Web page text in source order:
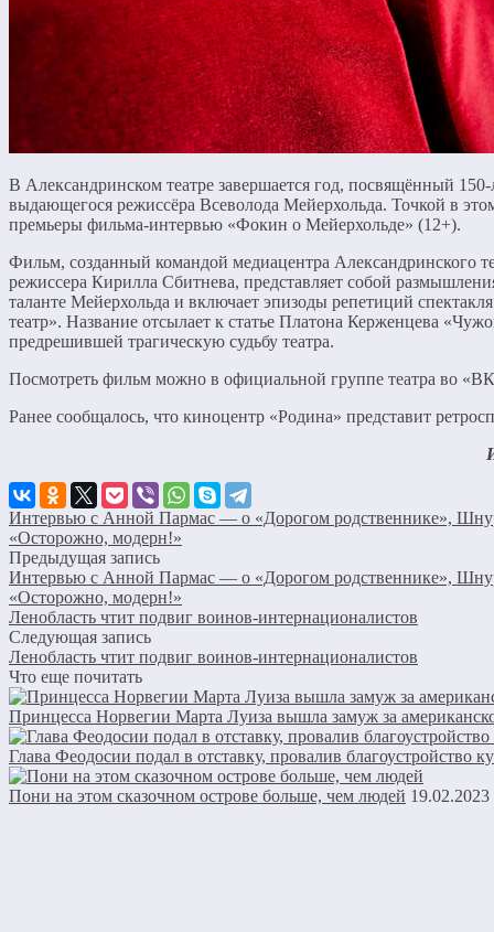
В Александринском театре завершается год, посвящённый
выдающегося режиссёра Всеволода Мейерхольда. Точкой в
премьеры фильма-интервью «Фокин о Мейерхольде» (12+).
Фильм, созданный командой медиацентра Александринского
режиссера Кирилла Сбитнева, представляет собой
таланте Мейерхольда и включает эпизоды репетиций
театр». Название отсылает к статье Платона Керженцева
предрешившей трагическую судьбу театра.
Посмотреть фильм можно в официальной группе театра во
Ранее сообщалось, что киноцентр «Родина» представит
Интервью с Анной Пармас — о «Дорогом родственнике»,
«Осторожно, модерн!»
Предыдущая запись
Интервью с Анной Пармас — о «Дорогом родственнике»,
«Осторожно, модерн!»
Ленобласть чтит подвиг воинов-интернационалистов
Следующая запись
Ленобласть чтит подвиг воинов-интернационалистов
Что еще почитать
Принцесса Норвегии Марта Луиза вышла замуж за
Глава Феодосии подал в отставку, провалив благоустройство
Пони на этом сказочном острове больше, чем людей 19.02.2023